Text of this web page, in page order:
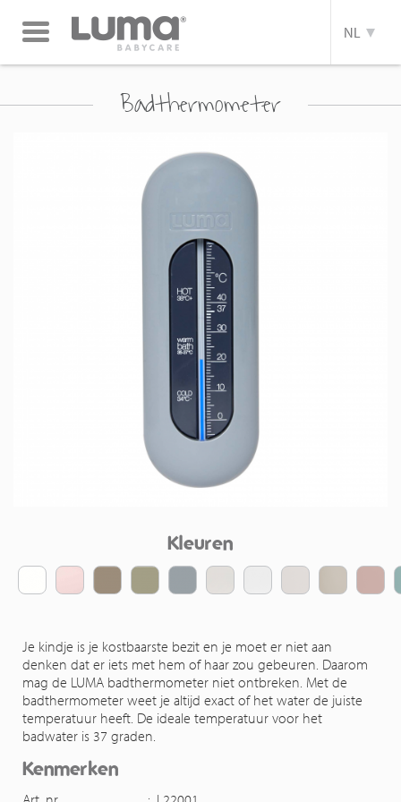
Toggle
navigation
NL
Badthermometer
Kleuren
Je kindje is je kostbaarste bezit en je moet er niet aan
denken dat er iets met hem of haar zou gebeuren. Daarom
mag de LUMA badthermometer niet ontbreken. Met de
badthermometer weet je altijd exact of het water de juiste
temperatuur heeft. De ideale temperatuur voor het
badwater is 37 graden.
Kenmerken